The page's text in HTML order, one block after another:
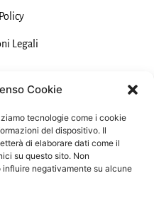
Cookie
tecnologie come i cookie
del dispositivo. Il
di elaborare dati come il
su questo sito. Non
negativamente su alcune
Legali